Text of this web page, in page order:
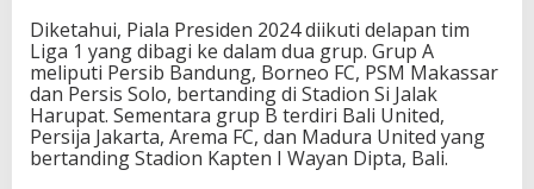
Diketahui, Piala Presiden 2024 diikuti delapan tim
Liga 1 yang dibagi ke dalam dua grup. Grup A
meliputi Persib Bandung, Borneo FC, PSM Makassar
dan Persis Solo, bertanding di Stadion Si Jalak
Harupat. Sementara grup B terdiri Bali United,
Persija Jakarta, Arema FC, dan Madura United yang
bertanding Stadion Kapten I Wayan Dipta, Bali.